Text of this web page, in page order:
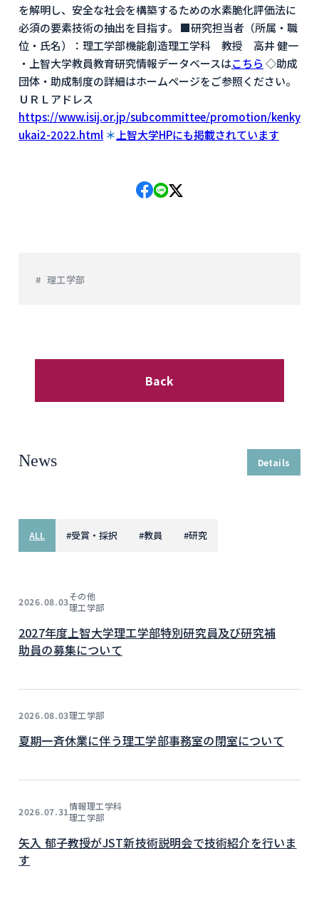
を解明し、安全な社会を構築するための水素脆化評価法に
必須の要素技術の抽出を目指す。 ■研究担当者（所属・職
位・氏名）：理工学部機能創造理工学科 教授 高井 健一
・上智大学教員教育研究情報データベースはこちら ◇助成
団体・助成制度の詳細はホームページをご参照ください。
ＵＲＬアドレス
https://www.isij.or.jp/subcommittee/promotion/kenky
ukai2-2022.html ＊ 上智大学HPにも掲載されています
理工学部
Back
News Details
ALL #受賞・採択 #教員 #研究
2026.08.03その他
理工学部
2027年度上智大学理工学部特別研究員及び研究補
助員の募集について
2026.08.03理工学部
夏期一斉休業に伴う理工学部事務室の閉室について
2026.07.31情報理工学科
理工学部
矢入 郁子教授がJST新技術説明会で技術紹介を行いま
す